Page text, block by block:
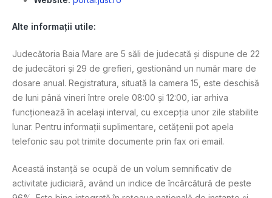
Alte informații utile:
Judecătoria Baia Mare are 5 săli de judecată și dispune de 22
de judecători și 29 de grefieri, gestionând un număr mare de
dosare anual. Registratura, situată la camera 15, este deschisă
de luni până vineri între orele 08:00 și 12:00, iar arhiva
funcționează în același interval, cu excepția unor zile stabilite
lunar. Pentru informații suplimentare, cetățenii pot apela
telefonic sau pot trimite documente prin fax ori email.
Această instanță se ocupă de un volum semnificativ de
activitate judiciară, având un indice de încărcătură de peste